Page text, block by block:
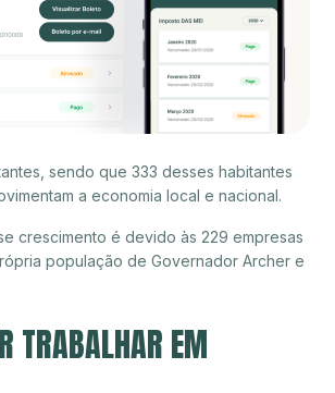
sendo que 333 desses habitantes
a economia local e nacional.
crescimento é devido às 229 empresas
população de Governador Archer e
TRABALHAR EM